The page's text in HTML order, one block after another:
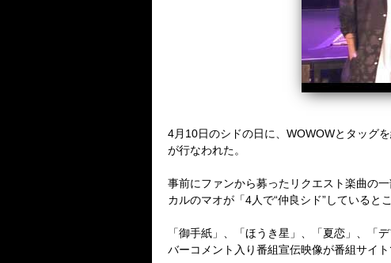
4月10日のシドの日に、WOWOWとタッグ
が行なわれた。
事前にファンから募ったリクエスト楽曲の
カルのマオが「4人で“仲良シド”していると
「御手紙」、「ほうき星」、「夏恋」、「
バーコメント入り番組宣伝映像が番組サイ